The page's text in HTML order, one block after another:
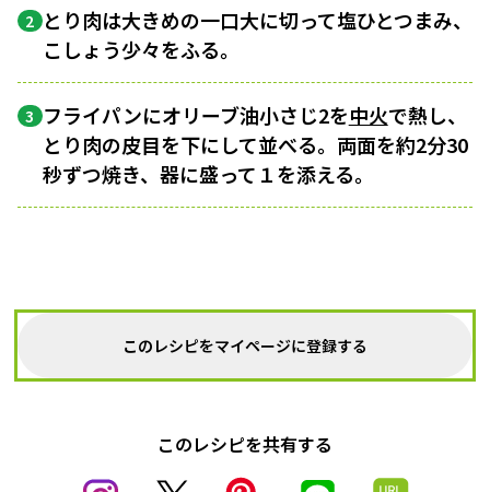
2 とり肉は大きめの一口大に切って塩ひとつまみ、
こしょう少々をふる。
3 フライパンにオリーブ油小さじ2を中火で熱し、
とり肉の皮目を下にして並べる。両面を約2分30
秒ずつ焼き、器に盛って１を添える。
このレシピをマイページに登録する
このレシピを共有する